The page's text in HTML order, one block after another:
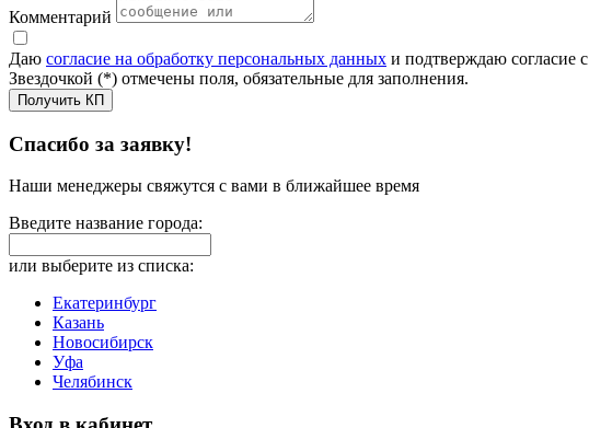
Комментарий
Даю согласие на обработку персональных данных и подтверждаю согласие с
Звездочкой (*) отмечены поля, обязательные для заполнения.
Получить КП
Спасибо за заявку!
Наши менеджеры свяжутся с вами в ближайшее время
Введите название города:
или выберите из списка:
Екатеринбург
Казань
Новосибирск
Уфа
Челябинск